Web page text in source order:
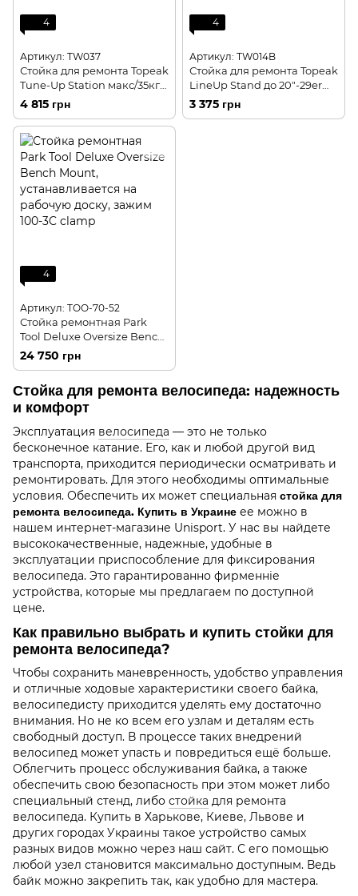
4
Артикул: TW037
Стойка для ремонта Topeak
Tune-Up Station макс/35кг
3.4кг
4 815 грн
4
Артикул: TW014B
Стойка для ремонта Topeak
LineUp Stand до 20"-29er
1.5кг black
3 375 грн
4
Артикул: TOO-70-52
Стойка ремонтная Park
Tool Deluxe Oversize Bench
Mount, устанавливается на
рабочую доску, зажим 100-
24 750 грн
Стойка для ремонта велосипеда: надежность
и комфорт
Эксплуатация велосипеда — это не только
бесконечное катание. Его, как и любой другой вид
транспорта, приходится периодически осматривать и
ремонтировать. Для этого необходимы оптимальные
условия. Обеспечить их может специальная стойка для
ремонта велосипеда. Купить в Украине ее можно в
нашем интернет-магазине Unisport. У нас вы найдете
высококачественные, надежные, удобные в
эксплуатации приспособление для фиксирования
велосипеда. Это гарантированно фирменніе
устройства, которые мы предлагаем по доступной
цене.
Как правильно выбрать и купить стойки для
ремонта велосипеда?
Чтобы сохранить маневренность, удобство управления
и отличные ходовые характеристики своего байка,
велосипедисту приходится уделять ему достаточно
внимания. Но не ко всем его узлам и деталям есть
свободный доступ. В процессе таких внедрений
велосипед может упасть и повредиться ещё больше.
Облегчить процесс обслуживания байка, а также
обеспечить свою безопасность при этом может либо
специальный стенд, либо стойка для ремонта
велосипеда. Купить в Харькове, Киеве, Львове и
других городах Украины такое устройство самых
разных видов можно через наш сайт. С его помощью
любой узел становится максимально доступным. Ведь
байк можно закрепить так, как удобно для мастера.